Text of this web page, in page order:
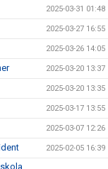
2025-03-31 01:48
2025-03-27 16:55
2025-03-26 14:05
2025-03-20 13:37
2025-03-20 13:35
2025-03-17 13:55
2025-03-07 12:26
2025-02-05 16:39